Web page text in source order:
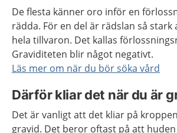
De flesta känner oro inför en
rädda. För en del är rädslan så
hela tillvaron. Det kallas
Graviditeten blir något negativt.
Läs mer om när du bör söka vård
Därför kliar det när du är
Det är vanligt att det kliar på
gravid. Det beror oftast på att